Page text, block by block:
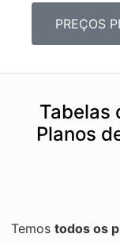
PREÇOS
Tabelas
Planos
Temos todos os